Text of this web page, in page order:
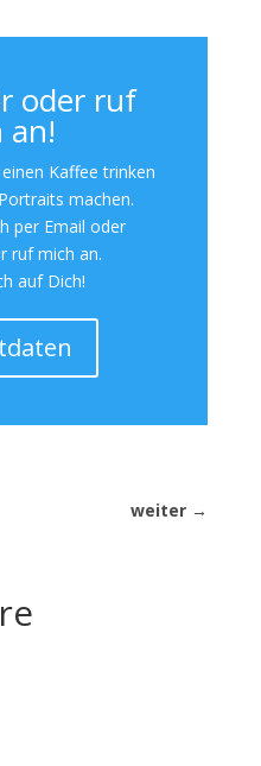
oder ruf
an!
Kaffee trinken
machen.
per Email oder
ruf mich an.
auf Dich!
weiter →